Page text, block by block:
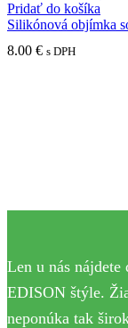
Pridať do košíka
Silikónová objímka
8.00 € s DPH
Len u nás
EDISON štýle.
neponúka tak